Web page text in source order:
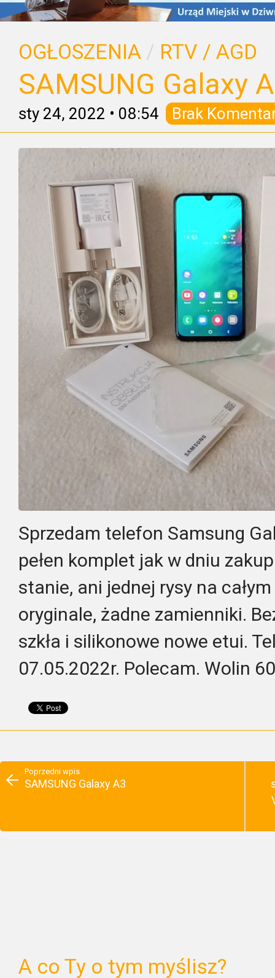
OGŁOSZENIA / RTV / AGD
SAMSUNG Galaxy
sty 24, 2022 • 08:54 Brak
Sprzedam telefon Samsung
pełen komplet jak w dniu
stanie, ani jednej rysy na
oryginale, żadne zamienniki.
szkła i silikonowe nowe etui.
07.05.2022r. Polecam. Wolin
Poprzedni wpis
SAMSUNG Galaxy A3
A co Ty o tym myślisz?